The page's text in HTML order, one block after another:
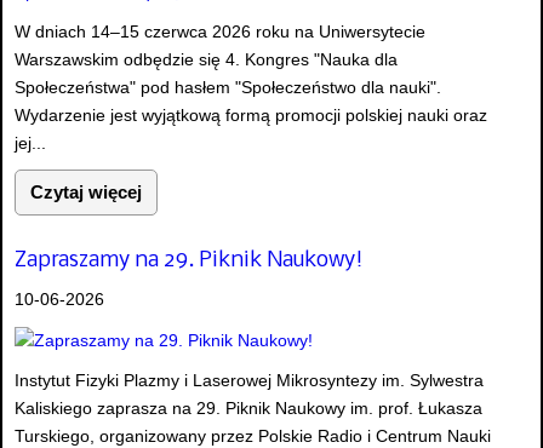
W dniach 14–15 czerwca 2026 roku na Uniwersytecie
Warszawskim odbędzie się 4. Kongres "Nauka dla
Społeczeństwa" pod hasłem "Społeczeństwo dla nauki".
Wydarzenie jest wyjątkową formą promocji polskiej nauki oraz
jej...
Czytaj więcej
Zapraszamy na 29. Piknik Naukowy!
10-06-2026
Instytut Fizyki Plazmy i Laserowej Mikrosyntezy im. Sylwestra
Kaliskiego zaprasza na 29. Piknik Naukowy im. prof. Łukasza
Turskiego, organizowany przez Polskie Radio i Centrum Nauki